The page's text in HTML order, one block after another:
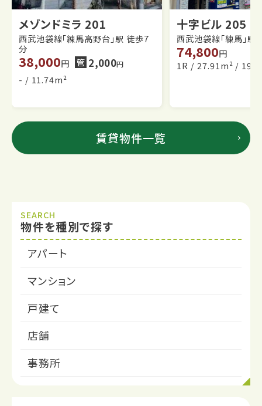
★ご成約御礼★桜台５丁目（２階） /練馬駅 徒歩7
分
2026年06月05日 当社管理物件
★ご成約御礼★MKPlace練馬 / 練馬駅 徒歩2分
2026年06月05日 マンション 当社管理物件
★ご成約御礼★Estelle /練馬駅 徒歩15分
ト） /沼袋駅 徒歩13分
2026年07月25日
★ご成約御礼★フォルトゥーナ石神井公園 /
メゾンドミラ 201
西武池袋線「練馬高野台」駅 徒歩7
分
38,000円 管 2,000円
- / 11.74m²
十字ビル 205
西武池袋線「練馬」駅
74,800円
1R / 27.91m² /
賃貸物件一覧
SEARCH
物件を種別で探す
アパート
マンション
戸建て
店舗
事務所